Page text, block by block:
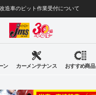
造車のピット作業受付について
ン カーメンテナンス おすすめ商品